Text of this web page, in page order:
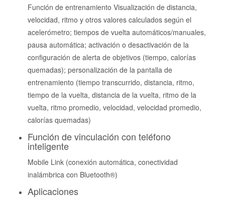
Función de entrenamiento Visualización de distancia,
velocidad, ritmo y otros valores calculados según el
acelerómetro; tiempos de vuelta automáticos/manuales,
pausa automática; activación o desactivación de la
configuración de alerta de objetivos (tiempo, calorías
quemadas); personalización de la pantalla de
entrenamiento (tiempo transcurrido, distancia, ritmo,
tiempo de la vuelta, distancia de la vuelta, ritmo de la
vuelta, ritmo promedio, velocidad, velocidad promedio,
calorías quemadas)
Función de vinculación con teléfono
inteligente
Mobile Link (conexión automática, conectividad
inalámbrica con Bluetooth®)
Aplicaciones